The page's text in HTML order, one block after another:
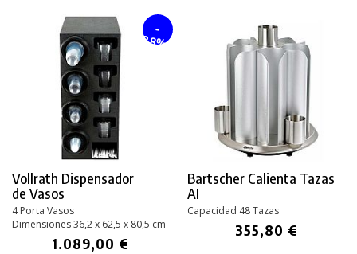
-
28%
Vollrath Dispensador
de Vasos
4 Porta Vasos
Dimensiones 36,2 x 62,5 x 80,5 cm
1.089,00 €
Bartscher Calienta Tazas
AI
Capacidad 48 Tazas
355,80 €